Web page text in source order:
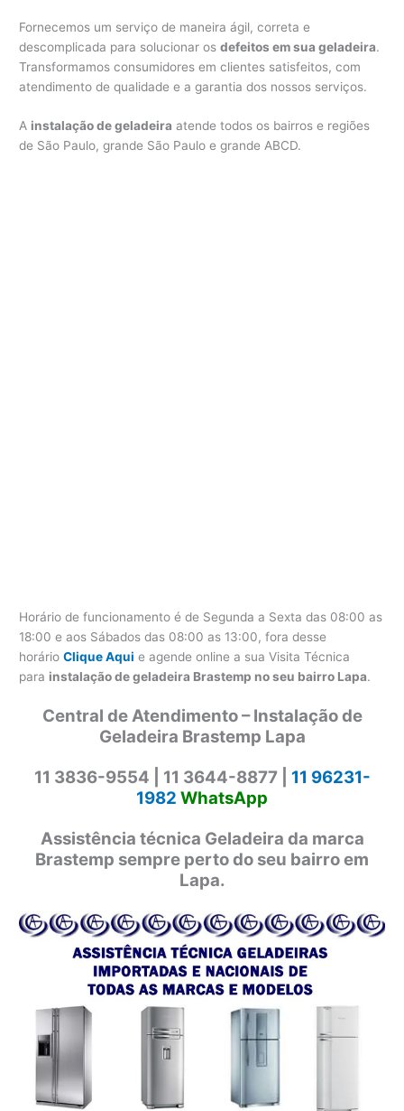
Fornecemos um serviço de maneira ágil, correta e
descomplicada para solucionar osdefeitos em sua geladeira.
Transformamos consumidores em clientes satisfeitos, com
atendimento de qualidade e a garantia dos nossos serviços.
A instalação de geladeira atende todos os bairros e regiões
de São Paulo, grande São Paulo e grande ABCD.
Horário de funcionamento é de Segunda a Sexta das 08:00 as
18:00 e aos Sábados das 08:00 as 13:00, fora desse
horárioClique Aqui e agende online a sua Visita Técnica
para instalação de geladeira Brastemp no seu bairro Lapa.
Central de Atendimento – Instalação de
Geladeira Brastemp Lapa
11 3836-9554 | 11 3644-8877 | 11 96231-
1982 WhatsApp
Assistência técnica Geladeira da marca
Brastemp sempre perto do seu bairro em
Lapa.